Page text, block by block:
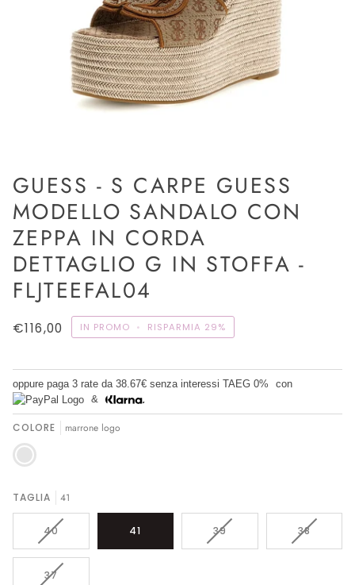
GUESS - S CARPE GUESS
MODELLO SANDALO CON
ZEPPA IN CORDA
DETTAGLIO G IN STOFFA -
FLJTEEFAL04
€116,00 IN PROMO • RISPARMIA 29%
oppure paga 3 rate da 38.67€ senza interessi TAEG 0%
con
&
COLORE marrone logo
marrone
logo
TAGLIA 41
40VARIANTE
O
NON
41 39VARIANTE
38VARIANTE
37VARIANTE